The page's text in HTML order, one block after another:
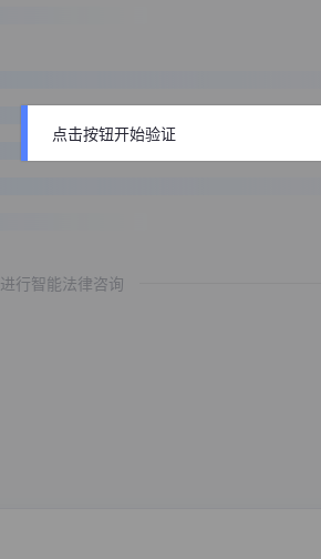
行智能法律咨询
点击按钮开始验证